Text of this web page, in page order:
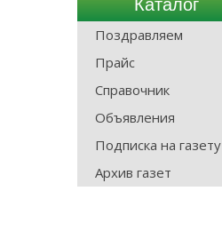
Каталог
Поздравляем
Прайс
Справочник
Объявления
Подписка на газету
Архив газет